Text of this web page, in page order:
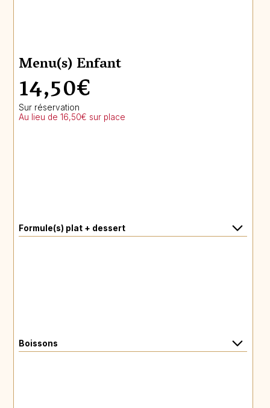
Menu(s) Enfant
14,50€
Sur réservation
Au lieu de 16,50€ sur place
Formule(s) plat + dessert
Boissons